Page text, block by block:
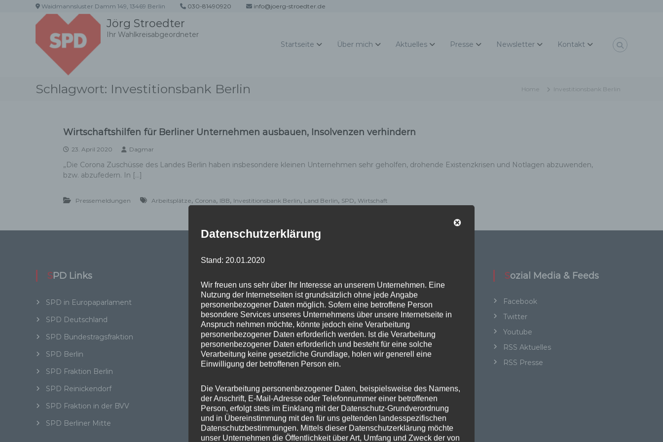
Waidmannsluster Damm 149, 13469 Berlin 030-81490920 info@joerg-stroedter.de
Jörg Stroedter
Ihr Wahlkreisabgeordneter
Startseite
Über mich Aktuelles Presse Newsletter Kontakt
Schlagwort: Investitionsbank Berlin Home Investitionsbank Berlin
Wirtschaftshilfen für Berliner Unternehmen ausbauen, Insolvenzen verhindern
23. April 2020 Dagmar
„Die Corona Zuschüsse des Landes Berlin haben insbesondere kleinen Unternehmen sehr geholfen, drohende Existenzkrisen und Notlagen abzuwenden,
bzw. abzufedern. In […]
Pressemeldungen Arbeitsplätze, Corona, IBB, Investitionsbank Berlin, Land Berlin, SPD, Wirtschaft
SPD Links
SPD in Europaparlament
SPD Deutschland
SPD Bundestragsfraktion
SPD Berlin
SPD Fraktion Berlin
SPD Reinickendorf
SPD Fraktion in der BVV
SPD Berliner Mitte
SPD in Startseite
Datenschutzerklärung
Kategorien
Aktuelles
BER
BER II
Beteiligungsausschuss
Anmelden
Sozial Media & Feeds
Facebook
Twitter
Youtube
RSS Aktuelles
RSS Presse
Datenschutzerklärung
Stand: 20.01.2020
Wir freuen uns sehr über Ihr Interesse an unserem Unternehmen. Eine
Nutzung der Internetseiten ist grundsätzlich ohne jede Angabe
personenbezogener Daten möglich. Sofern eine betroffene Person
besondere Services unseres Unternehmens über unsere Internetseite in
Anspruch nehmen möchte, könnte jedoch eine Verarbeitung
personenbezogener Daten erforderlich werden. Ist die Verarbeitung
personenbezogener Daten erforderlich und besteht für eine solche
Verarbeitung keine gesetzliche Grundlage, holen wir generell eine
Einwilligung der betroffenen Person ein.
Die Verarbeitung personenbezogener Daten, beispielsweise des Namens,
der Anschrift, E-Mail-Adresse oder Telefonnummer einer betroffenen
Person, erfolgt stets im Einklang mit der Datenschutz-Grundverordnung
und in Übereinstimmung mit den für uns geltenden landesspezifischen
Datenschutzbestimmungen. Mittels dieser Datenschutzerklärung möchte
unser Unternehmen die Öffentlichkeit über Art, Umfang und Zweck der von